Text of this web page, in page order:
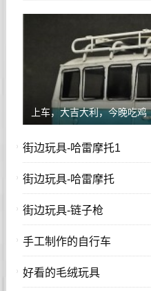
上车，大吉大利，今晚吃鸡
街边玩具-哈雷摩托1
街边玩具-哈雷摩托
街边玩具-链子枪
手工制作的自行车
好看的毛绒玩具